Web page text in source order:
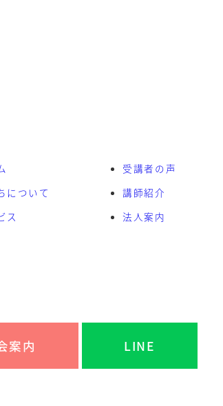
について
ス
受講者の声
講師紹介
法人案内
案内 LINE